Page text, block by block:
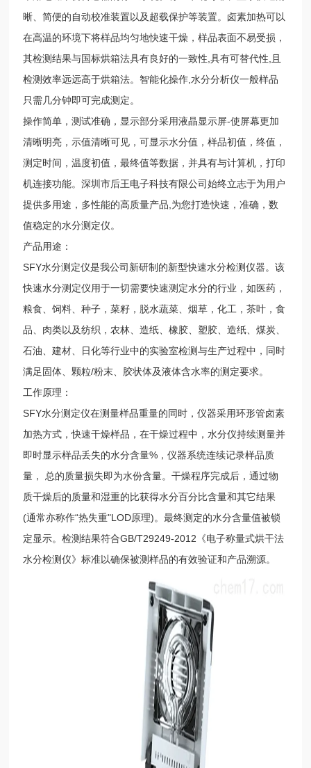
晰、简便的自动校准装置以及超载保护等装置。卤素加热可以
在高温的环境下将样品均匀地快速干燥，样品表面不易受损，
其检测结果与国标烘箱法具有良好的一致性,具有可替代性,且
检测效率远远高于烘箱法。智能化操作,水分分析仪一般样品
只需几分钟即可完成测定。
操作简单，测试准确，显示部分采用液晶显示屏-使屏幕更加
清晰明亮，示值清晰可见，可显示水分值，样品初值，终值，
测定时间，温度初值，最终值等数据，并具有与计算机，打印
机连接功能。深圳市后王电子科技有限公司始终立志于为用户
提供多用途，多性能的高质量产品,为您打造快速，准确，数
值稳定的水分测定仪。
产品用途：
SFY水分测定仪是我公司新研制的新型快速水分检测仪器。该
快速水分测定仪用于一切需要快速测定水分的行业，如医药，
粮食、饲料、种子，菜籽，脱水蔬菜、烟草，化工，茶叶，食
品、肉类以及纺织，农林、造纸、橡胶、塑胶、造纸、煤炭、
石油、建材、日化等行业中的实验室检测与生产过程中，同时
满足固体、颗粒/粉末、胶状体及液体含水率的测定要求。
工作原理：
SFY水分测定仪在测量样品重量的同时，仪器采用环形管卤素
加热方式，快速干燥样品，在干燥过程中，水分仪持续测量并
即时显示样品丢失的水分含量%，仪器系统连续记录样品质
量， 总的质量损失即为水份含量。干燥程序完成后，通过物
质干燥后的质量和湿重的比获得水分百分比含量和其它结果
(通常亦称作“热失重"LOD原理)。最终测定的水分含量值被锁
定显示。检测结果符合GB/T29249-2012《电子称量式烘干法
水分检测仪》标准以确保被测样品的有效验证和产品溯源。